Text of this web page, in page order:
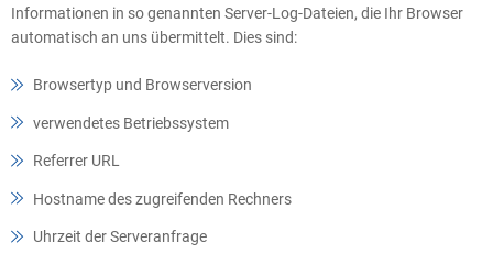
Informationen in so genannten Server-Log-Dateien, die Ihr Browser
automatisch an uns übermittelt. Dies sind:
Browsertyp und Browserversion
verwendetes Betriebssystem
Referrer URL
Hostname des zugreifenden Rechners
Uhrzeit der Serveranfrage